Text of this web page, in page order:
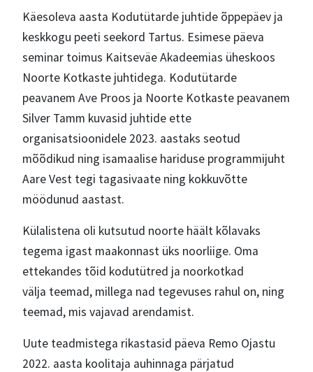
Käesoleva aasta Kodutütarde juhtide õppepäev ja
keskkogu peeti seekord Tartus. Esimese päeva
seminar toimus Kaitseväe Akadeemias üheskoos
Noorte Kotkaste juhtidega. Kodutütarde
peavanem Ave Proos ja Noorte Kotkaste peavanem
Silver Tamm kuvasid juhtide ette
organisatsioonidele 2023. aastaks seotud
mõõdikud ning isamaalise hariduse programmijuht
Aare Vest tegi tagasivaate ning kokkuvõtte
möödunud aastast.
Külalistena oli kutsutud noorte häält kõlavaks
tegema igast maakonnast üks noorliige. Oma
ettekandes tõid kodutütred ja noorkotkad
välja teemad, millega nad tegevuses rahul on, ning
teemad, mis vajavad arendamist.
Uute teadmistega rikastasid päeva Remo Ojastu
2022. aasta koolitaja auhinnaga pärjatud